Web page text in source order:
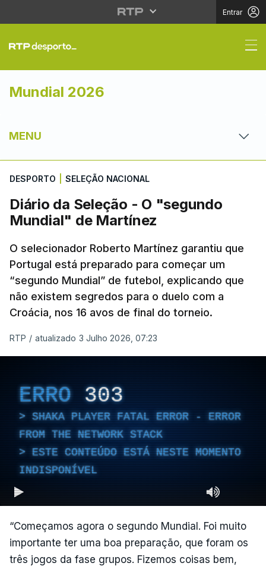
Entrar
Diário da Seleção - O
Mundial 2026
MENU
DESPORTO SELEÇÃO NACIONAL
Diário da Seleção - O "segundo
Mundial" de Martínez
O selecionador Roberto Martínez garantiu que
Portugal está preparado para começar um
“segundo Mundial” de futebol, explicando que
não existem segredos para o duelo com a
Croácia, nos 16 avos de final do torneio.
RTP / atualizado 3 Julho 2026, 07:23
ERRO 303
SHAKA PLAYER FATAL ERROR - ERROR
FROM THE NETWORK STACK
ESTE CONTEÚDO ESTÁ NESTE MOMENTO
INDISPONÍVEL
“Começamos agora o segundo Mundial. Foi muito
importante ter uma boa preparação, que foram os
três jogos da fase grupos. Fizemos coisas bem,